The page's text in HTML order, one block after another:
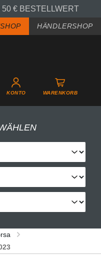
€ BESTELLWERT
HÄNDLERSHOP
KONTO WARENKORB